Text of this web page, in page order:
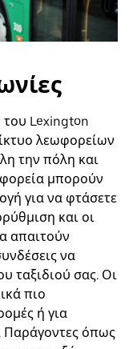
Lexington
λεωφορείων
την πόλη και
μπορούν
για να φτάσετε
και οι
απαιτούν
να
ταξιδιού σας. Οι
πιο
ή για
Παράγοντες όπως